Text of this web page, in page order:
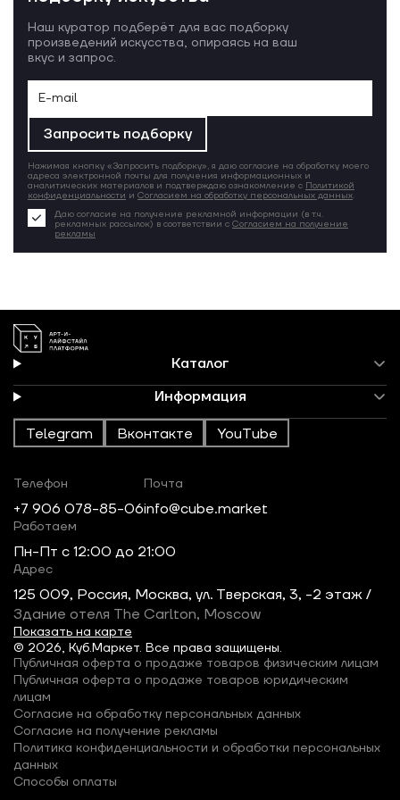
Наш куратор подберёт для вас подборку
произведений искусства, опираясь на ваш
вкус и запрос.
Запросить подборку
Нажимая кнопку «Запросить подборку», я даю согласие на обработку моего
адреса электронной почты для получения информационных и
аналитических материалов и подтверждаю ознакомление с Политикой
конфиденциальности и Согласием на обработку персональных данных.
Даю согласие на получение рекламной информации (в т.ч.
рекламных рассылок) в соответствии с Согласием на получение
рекламы
Каталог
Информация
Telegram Вконтакте YouTube
© 2026, Куб.Маркет. Все права защищены.
Телефон
+7 906 078-85-06
Почта
info@cube.market
Работаем
Пн-Пт c 12:00 до 21:00
Адрес
125 009, Россия, Москва, ул. Тверская, 3, -2 этаж /
Здание отеля The Carlton, Moscow
Показать на карте
Публичная оферта о продаже товаров физическим лицам
Публичная оферта о продаже товаров юридическим
лицам
Согласие на обработку персональных данных
Согласие на получение рекламы
Политика конфиденциальности и обработки персональных
данных
Способы оплаты